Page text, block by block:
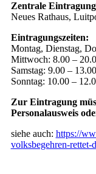
Zentrale
Neues Rathaus,
Eintragungszeiten:
Montag, Dienstag,
Mittwoch: 8.00 –
Samstag: 9.00 –
Sonntag: 10.00 –
Zur Eintragung
Personalausweis
siehe auch: https://
volksbegehren-rettet-